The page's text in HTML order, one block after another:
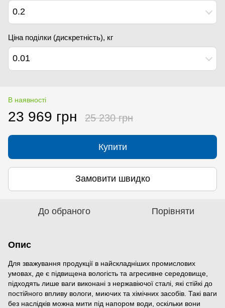
0.2
Ціна поділки (дискретність), кг
0.01
В наявності
23 969 грн 25 230 грн
Купити
Замовити швидко
До обраного Порівняти
Опис
Для зважування продукції в найскладніших промислових
умовах, де є підвищена вологість та агресивне середовище,
підходять лише ваги виконані з нержавіючої сталі, які стійкі до
постійного впливу вологи, миючих та хімічних засобів. Такі ваги
без наслідків можна мити під напором води, оскільки вони